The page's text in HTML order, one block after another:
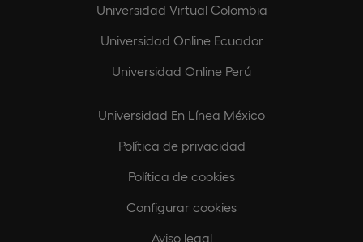
Universidad Virtual Colombia
Universidad Online Ecuador
Universidad Online Perú
Universidad En Línea México
Política de privacidad
Política de cookies
Configurar cookies
Aviso legal